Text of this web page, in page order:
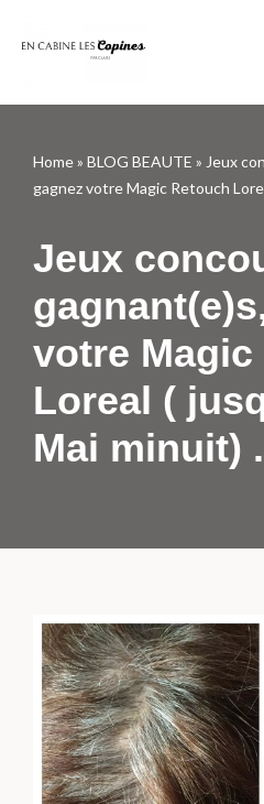
Home» BLOG BEAUTE » Jeux
gagnez votre Magic Retouch
Jeux
votre Magic
Loreal (
Mai minuit) .